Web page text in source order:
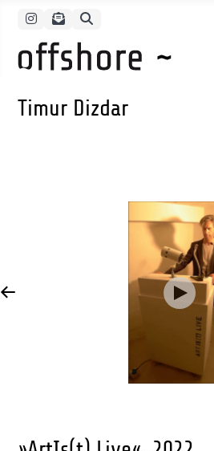
InstagramNewsletter PopUp
Timur Dizdar